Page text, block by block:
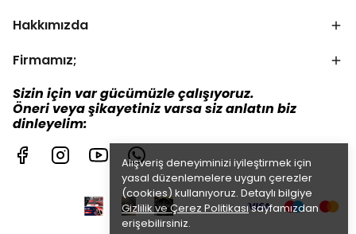
Alışveriş deneyiminizi iyileştirmek için
yasal düzenlemelere uygun çerezler
(cookies) kullanıyoruz. Detaylı bilgiye
Gizlilik ve Çerez Politikasısayfamızdan
erişebilirsiniz.
Hakkımızda
Firmamız;
Sizin için var gücümüzle çalışıyoruz.
Öneri veya şikayetiniz varsa siz anlatın biz
dinleyelim: